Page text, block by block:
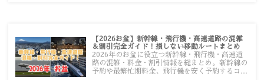
【2026お盆】新幹線・飛行機・高速道路の混雑
＆割引完全ガイド！損しない移動ルートまとめ
2026年のお盆に役立つ新幹線・飛行機・高速道
路の混雑・料金・割引情報を総まとめ。新幹線の
予約や最繁忙期料金、飛行機を安く予約するコ